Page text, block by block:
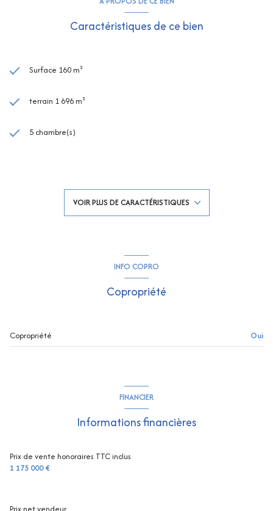
Caractéristiques de ce bien
Surface 160 m²
terrain 1 696 m²
5 chambre(s)
cuisine américaine (équipée)
Chauffage individuel : autre (climatisation)
5 parking(s)
arboré
accès handicapé
VOIR PLUS DE CARACTÉRISTIQUES
INFO COPRO
Copropriété
Copropriété Oui
FINANCIER
Informations financières
Prix de vente honoraires TTC inclus
1 175 000 €